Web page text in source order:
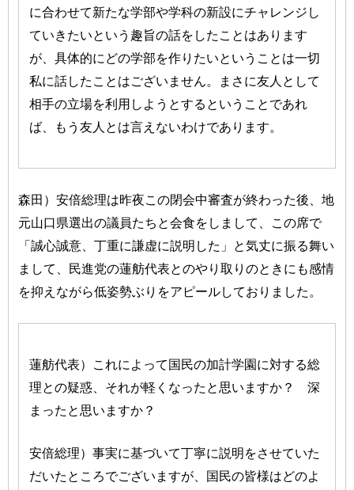
に合わせて新たな学部や学科の新設にチャレンジし
ていきたいという趣旨の話をしたことはあります
が、具体的にどの学部を作りたいということは一切
私に話したことはございません。まさに友人として
相手の立場を利用しようとするということであれ
ば、もう友人とは言えないわけであります。
森田）安倍総理は昨夜この閉会中審査が終わった後、地
元山口県選出の議員たちと会食をしまして、この席で
「誠心誠意、丁重に謙虚に説明した」と気丈に振る舞い
まして、民進党の蓮舫代表とのやり取りのときにも感情
を抑えながら低姿勢ぶりをアピールしておりました。
蓮舫代表）これによって国民の加計学園に対する総
理との疑惑、それが軽くなったと思いますか？ 深
まったと思いますか？
安倍総理）事実に基づいて丁寧に説明をさせていた
だいたところでございますが、国民の皆様はどのよ